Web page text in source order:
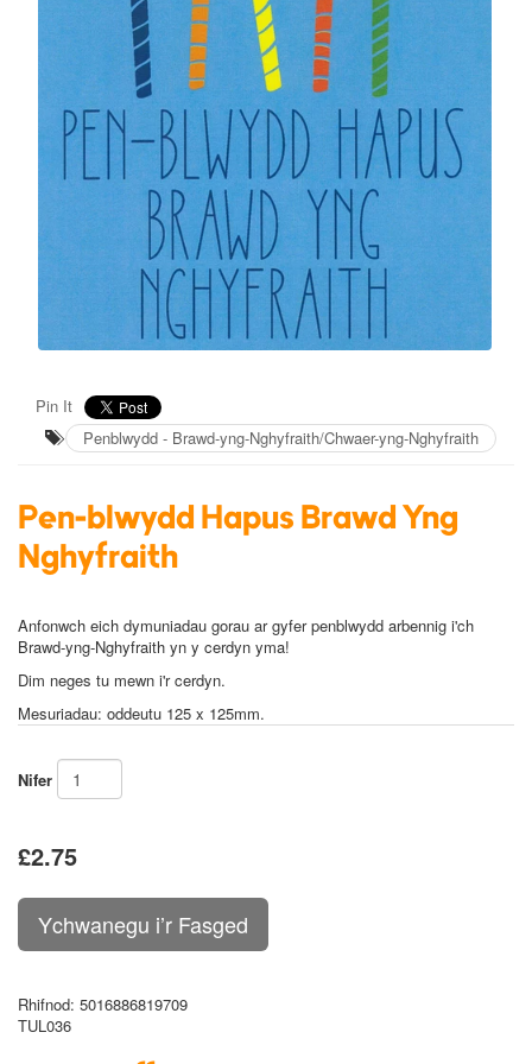
Pin It
Penblwydd - Brawd-yng-Nghyfraith/Chwaer-yng-Nghyfraith
Pen-blwydd Hapus Brawd Yng
Nghyfraith
Anfonwch eich dymuniadau gorau ar gyfer penblwydd arbennig i'ch
Brawd-yng-Nghyfraith yn y cerdyn yma!
Dim neges tu mewn i'r cerdyn.
Mesuriadau: oddeutu 125 x 125mm.
Nifer
£2.75
Rhifnod: 5016886819709
TUL036